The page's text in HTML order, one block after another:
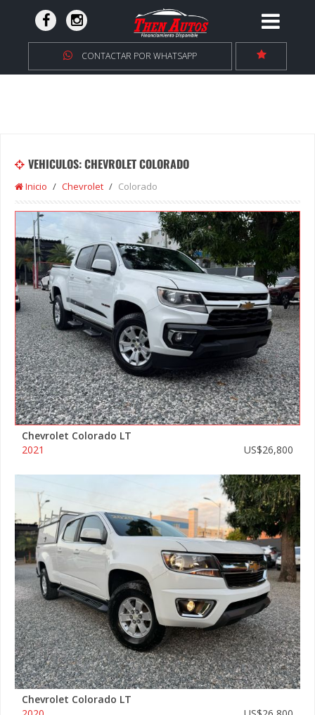
CONTACTAR POR WHATSAPP
VEHICULOS: CHEVROLET COLORADO
Inicio Chevrolet Colorado
Chevrolet Colorado LT
2021
US$26,800
Chevrolet Colorado LT